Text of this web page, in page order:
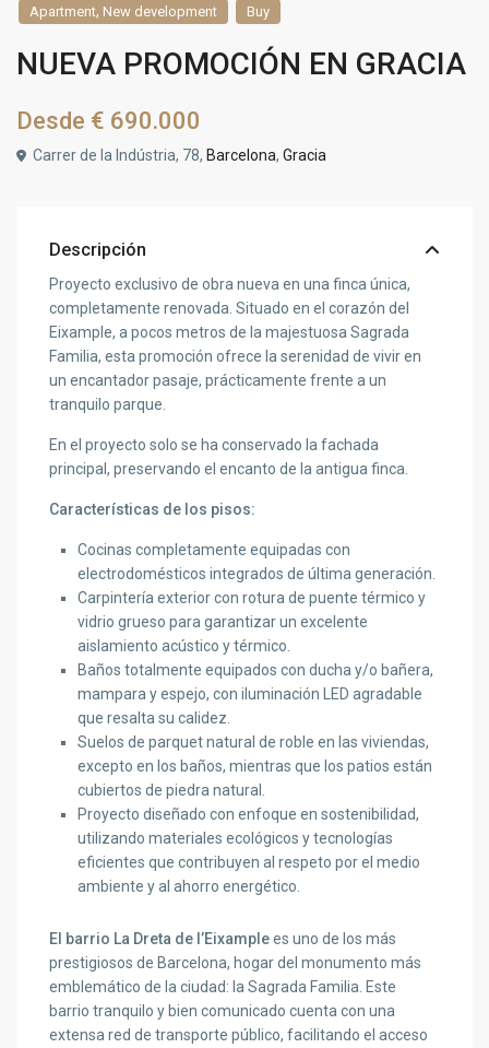
Apartment, New development Buy
NUEVA PROMOCIÓN EN GRACIA
Desde € 690.000
Carrer de la Indústria, 78, Barcelona,Gracia
Descripción
Proyecto exclusivo de obra nueva en una finca única,
completamente renovada. Situado en el corazón del
Eixample, a pocos metros de la majestuosa Sagrada
Familia, esta promoción ofrece la serenidad de vivir en
un encantador pasaje, prácticamente frente a un
tranquilo parque.
En el proyecto solo se ha conservado la fachada
principal, preservando el encanto de la antigua finca.
Características de los pisos:
Cocinas completamente equipadas con
electrodomésticos integrados de última generación.
Carpintería exterior con rotura de puente térmico y
vidrio grueso para garantizar un excelente
aislamiento acústico y térmico.
Baños totalmente equipados con ducha y/o bañera,
mampara y espejo, con iluminación LED agradable
que resalta su calidez.
Suelos de parquet natural de roble en las viviendas,
excepto en los baños, mientras que los patios están
cubiertos de piedra natural.
Proyecto diseñado con enfoque en sostenibilidad,
utilizando materiales ecológicos y tecnologías
eficientes que contribuyen al respeto por el medio
ambiente y al ahorro energético.
El barrio La Dreta de l’Eixamplees uno de los más
prestigiosos de Barcelona, hogar del monumento más
emblemático de la ciudad: la Sagrada Familia. Este
barrio tranquilo y bien comunicado cuenta con una
extensa red de transporte público, facilitando el acceso